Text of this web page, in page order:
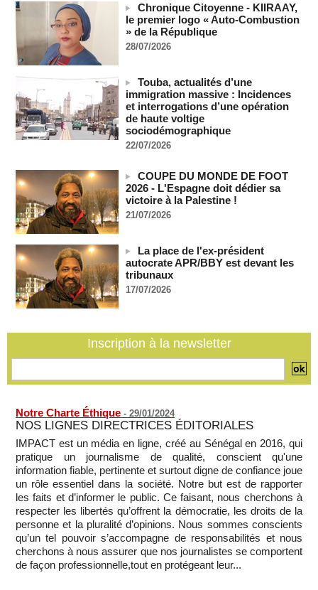
08/08/2026 -MOMO ALADJI
A Ceuta, les enfants migrants risquent d'être victimes de
maltraitance et d'exploitation, avertissent des ONG
07/08/2026 -
Les Bourses mondiales touchent des sommets après
l'emploi américain
07/08/2026
"Construction de la Grande Côte D'ivoire" : Le Président
Alassane Ouattara appelle à la contribution de toutes les forces
Polémique à l’Assemblée nationale : Yaël Braun-Pivet se dit
"dépassée" par les critiques concernant le nouveau pavillon
07/08/2026 -
Depuis le « cessez-le-feu » à Gaza, les forces israéliennes
07/08/2026 -
Guinée-Bissau - Première visite de la médiation sénégalaise
après le sommet de la Cedeao
07/08/2026 -
mois après son départ du pouvoir
rupture diplomatique » entre les 2 pays
Chronique Citoyenne - KIIRAAY,
le premier logo « Auto-Combustion
» de la République
28/07/2026
Touba, actualités d’une
immigration massive : Incidences
et interrogations d’une opération
de haute voltige
sociodémographique
22/07/2026
COUPE DU MONDE DE FOOT
2026 - L'Espagne doit dédier sa
victoire à la Palestine !
21/07/2026
La place de l'ex-président
autocrate APR/BBY est devant les
tribunaux
17/07/2026
Inscription à la newsletter
Notre Charte Éthique - 29/01/2024
NOS LIGNES DIRECTRICES ÉDITORIALES
IMPACT est un média en ligne, créé au Sénégal en 2016, qui
pratique un journalisme de qualité, conscient qu'une
information fiable, pertinente et surtout digne de confiance joue
un rôle essentiel dans la société. Notre but est de rapporter
les faits et d’informer le public. Ce faisant, nous cherchons à
respecter les libertés qu’offrent la démocratie, les droits de la
personne et la pluralité d’opinions. Nous sommes conscients
qu’un tel pouvoir s’accompagne de responsabilités et nous
cherchons à nous assurer que nos journalistes se comportent
de façon professionnelle,tout en protégeant leur...